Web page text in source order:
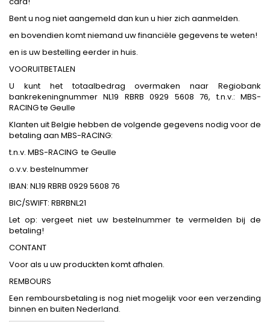
Bent u nog niet aangemeld dan kun u hier zich aanmelden.
en bovendien komt niemand uw financiële gegevens te weten!
en is uw bestelling eerder in huis.
VOORUITBETALEN
U kunt het totaalbedrag overmaken naar Regiobank
bankrekeningnummer NL19 RBRB 0929 5608 76, t.n.v.: MBS-
RACING te Geulle
Klanten uit Belgie hebben de volgende gegevens nodig voor de
betaling aan MBS-RACING:
t.n.v. MBS-RACING te Geulle
o.v.v. bestelnummer
IBAN: NL19 RBRB 0929 5608 76
BIC/SWIFT: RBRBNL21
Let op: vergeet niet uw bestelnummer te vermelden bij de
betaling!
CONTANT
Voor als u uw produckten komt afhalen.
REMBOURS
Een remboursbetaling is nog niet mogelijk voor een verzending
binnen en buiten Nederland.